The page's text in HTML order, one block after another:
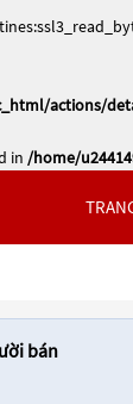
actions/
in /home/
bán